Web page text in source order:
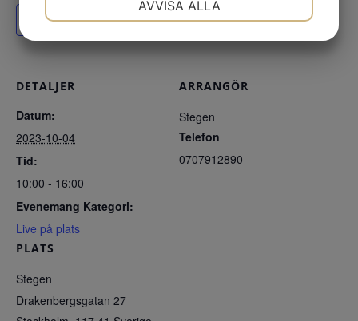
Lägg till i kalender
DETALJER
Datum:
2023-10-04
Tid:
10:00 - 16:00
Evenemang Kategori:
Live på plats
PLATS
Stegen
Drakenbergsgatan 27
ARRANGÖR
Stegen
Telefon
0707912890
AVVISA ALLA